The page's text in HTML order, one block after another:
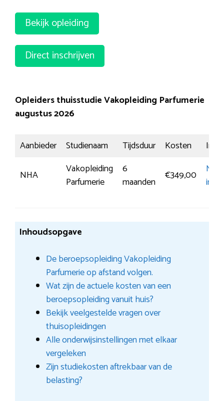
Bekijk opleiding
Direct inschrijven
Opleiders thuisstudie Vakopleiding Parfumerie
augustus 2026
Aanbieder Studienaam Tijdsduur Kosten
NHA
Vakopleiding
Parfumerie
6
maanden
€349,00
Meer
Inhoudsopgave
De beroepsopleiding Vakopleiding
Parfumerie op afstand volgen.
Wat zijn de actuele kosten van een
beroepsopleiding vanuit huis?
Bekijk veelgestelde vragen over
thuisopleidingen
Alle onderwijsinstellingen met elkaar
vergeleken
Zijn studiekosten aftrekbaar van de
belasting?